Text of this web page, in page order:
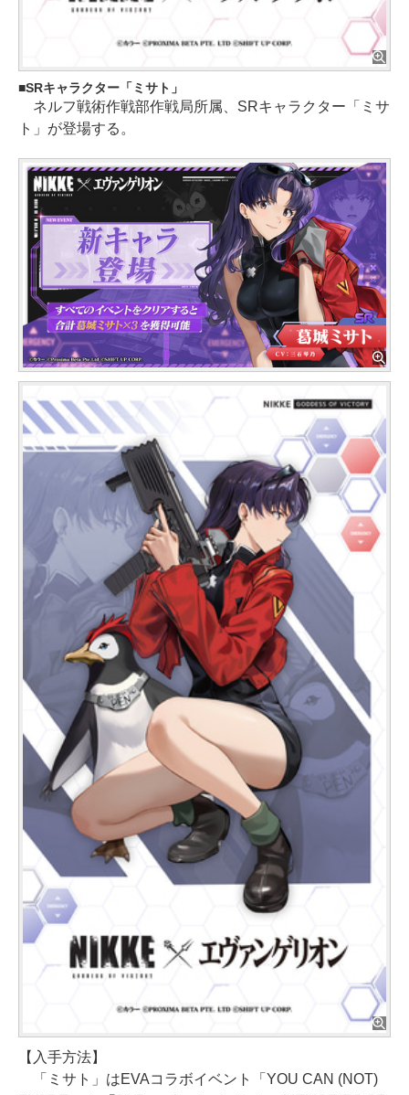
SRキャラクター「ミサト」
ネルフ戦術作戦部作戦局所属、SRキャラクター「ミサ
ト」が登場する。
【入手方法】
「ミサト」はEVAコラボイベント「YOU CAN (NOT)